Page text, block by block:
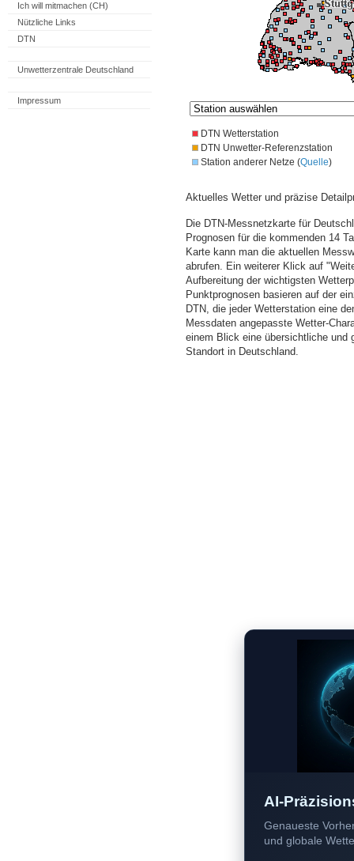
Ich will mitmachen (CH)
Nützliche Links
DTN
Unwetterzentrale Deutschland
Impressum
DTN Wetterstation
DTN Unwetter-Referenzstation
Station anderer Netze (Quelle)
Aktuelles Wetter und präzise
Die DTN-Messnetzkarte für
Prognosen für die kommenden 14
Karte kann man die aktuellen
abrufen. Ein weiterer Klick auf
Aufbereitung der wichtigsten
Punktprognosen basieren auf der
DTN, die jeder Wetterstation eine
Messdaten angepasste Wetter-
einem Blick eine übersichtliche und
Standort in Deutschland.
AI-
Genaueste
und globale